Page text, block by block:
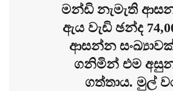
මන්ඩි නැමැති
ඇය වැඩි ඡන්ද
ආසන්න
ගනිමින් එම
ගත්තාය. මුල්